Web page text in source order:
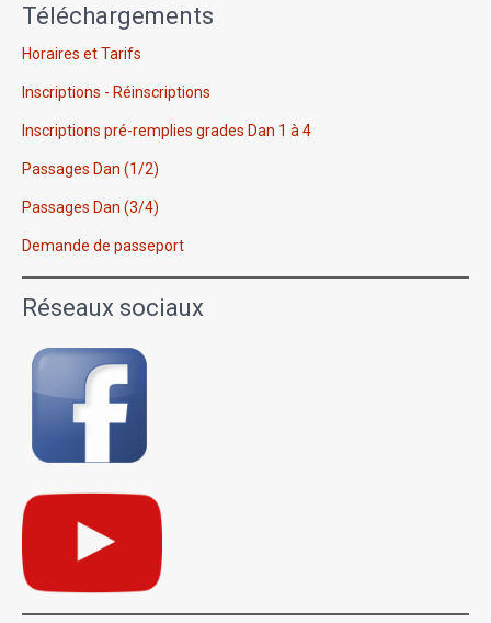
Téléchargements
Horaires et Tarifs
Inscriptions - Réinscriptions
Inscriptions pré-remplies grades Dan 1 à 4
Passages Dan (1/2)
Passages Dan (3/4)
Demande de passeport
Réseaux sociaux